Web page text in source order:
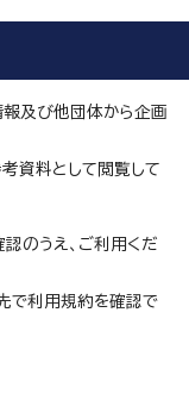
報及び他団体から企画
考資料として閲覧して
認のうえ、ご利用くだ
先で利用規約を確認で